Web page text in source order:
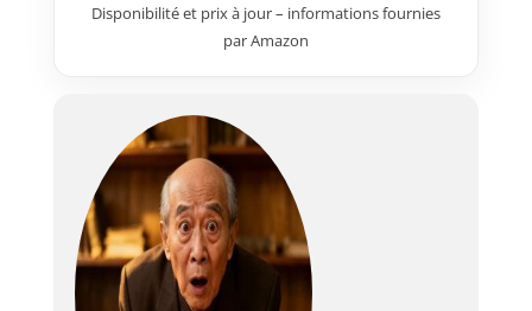
une installation en extérieur ou
en intérieur type serre, tunnel,
installé directement dans la
terre car sa conception sans
fond assure un excellent
drainage puisque l'eau ne
stagne pas dans le bac et
permet aux racines de s'étendre
plus facilement OPTIMISATION
DE LA CROISSANCE &
Disponibilité et prix à jour – informations fournies
par Amazon